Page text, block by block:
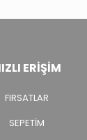
ERIŞIM
FIRSATLAR
SEPETIM